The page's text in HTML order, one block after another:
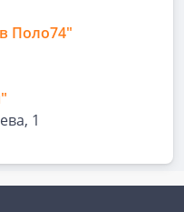
Поло74"
1